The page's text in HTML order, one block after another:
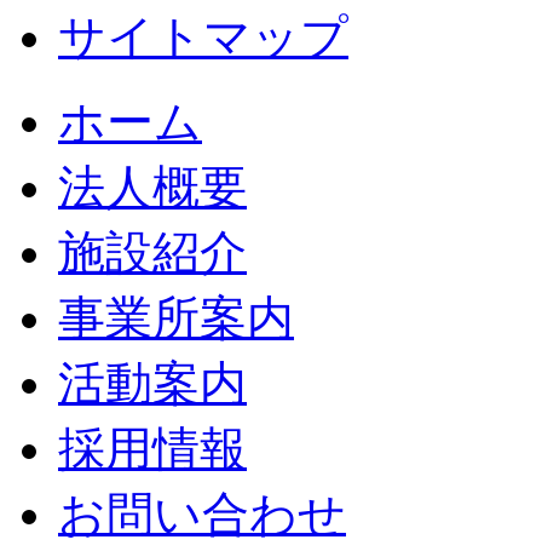
サイトマップ
ホーム
法人概要
施設紹介
事業所案内
活動案内
採用情報
お問い合わせ